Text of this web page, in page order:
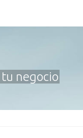
negocio